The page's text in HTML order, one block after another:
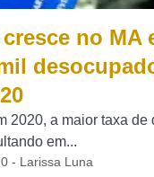
no MA
2020, a maior taxa de
em...
- Larissa Luna